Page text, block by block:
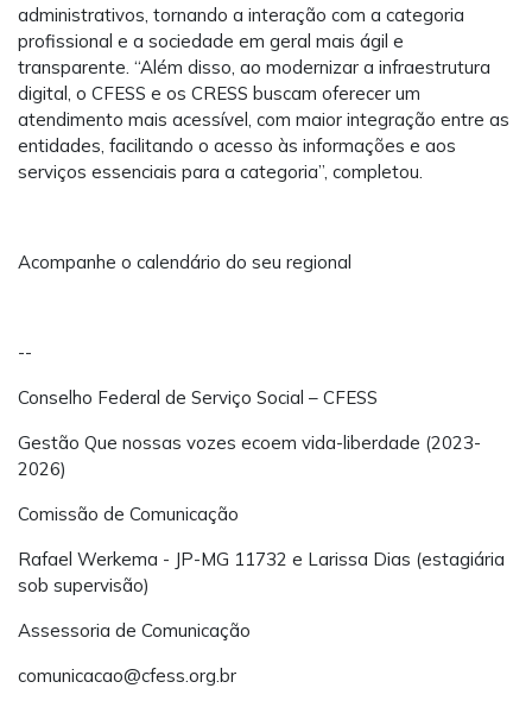
administrativos, tornando a interação com a categoria
profissional e a sociedade em geral mais ágil e
transparente. “Além disso, ao modernizar a infraestrutura
digital, o CFESS e os CRESS buscam oferecer um
atendimento mais acessível, com maior integração entre as
entidades, facilitando o acesso às informações e aos
serviços essenciais para a categoria”, completou.
Acompanhe o calendário do seu regional
--
Conselho Federal de Serviço Social – CFESS
Gestão Que nossas vozes ecoem vida-liberdade (2023-
2026)
Comissão de Comunicação
Rafael Werkema - JP-MG 11732 e Larissa Dias (estagiária
sob supervisão)
Assessoria de Comunicação
comunicacao@cfess.org.br